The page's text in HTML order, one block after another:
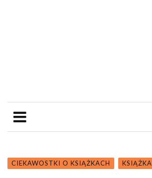
CIEKAWOSTKI O KSIĄŻKACH KSIĄŻKA